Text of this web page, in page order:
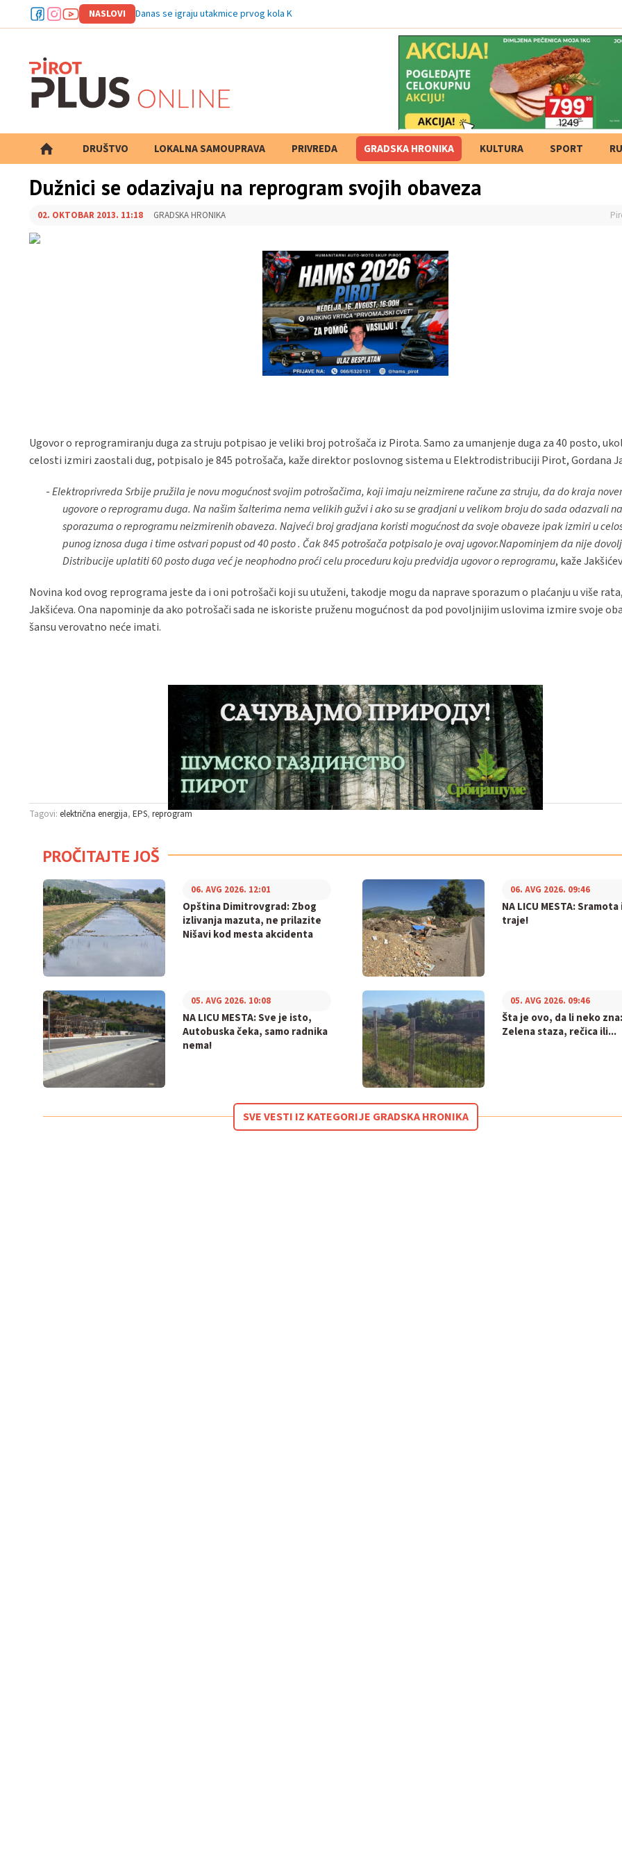
NASLOVI Danas se igraju utakmice prvog kola Kupa grada
DRUŠTVO LOKALNA SAMOUPRAVA PRIVREDA GRADSKA HRONIKA KULTURA SPORT
PRETRAGA
Dužnici se odazivaju na reprogram svojih obaveza
02. OKTOBAR 2013. 11:18 GRADSKA HRONIKA
Ugovor o reprogramiranju duga za struju potpisao je veliki broj potrošača iz Pirota. Samo za umanjenje duga za 40 posto,
celosti izmiri zaostali dug, potpisalo je 845 potrošača, kaže direktor poslovnog sistema u Elektrodistribuciji Pirot, Gordana
-Elektroprivreda Srbije pružila je novu mogućnost svojim potrošačima, koji imaju neizmirene račune za struju, da do kraja
ugovore o reprogramu duga. Na našim šalterima nema velikih gužvi i ako su se gradjani u velikom broju do sada odazvali
sporazuma o reprogramu neizmirenih obaveza. Najveći broj gradjana koristi mogućnost da svoje obaveze ipak izmiri u
punog iznosa duga i time ostvari popust od 40 posto . Čak 845 potrošača potpisalo je ovaj ugovor.Napominjem da nije
Distribucije uplatiti 60 posto duga već je neophodno proći celu proceduru koju predvidja ugovor o reprogramu, kaže
Novina kod ovog reprograma jeste da i oni potrošači koji su utuženi, takodje mogu da naprave sporazum o plaćanju u više
Jakšićeva. Ona napominje da ako potrošači sada ne iskoriste pruženu mogućnost da pod povoljnijim uslovima izmire svoje
šansu verovatno neće imati.
Tagovi: električna energija EPS reprogram
PROČITAJTE JOŠ
Opština Dimitrovgrad: Zbog
izlivanja mazuta, ne prilazite
Nišavi kod mesta akcidenta
06. AVG 2026. 12:01
NA LICU MESTA:
traje!
06. AVG 2026. 09:46
NA LICU MESTA: Sve je isto,
Autobuska čeka, samo radnika
nema!
05. AVG 2026. 10:08
Šta je ovo, da li neko zna:
Zelena staza, rečica ili...
05. AVG 2026. 09:46
SVE VESTI IZ KATEGORIJE GRADSKA HRONIKA